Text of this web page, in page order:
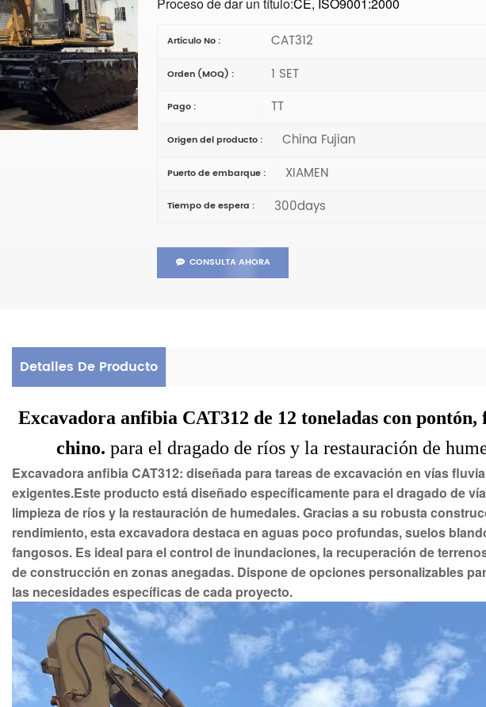
Proceso de dar un título:CE, ISO9001:2000
Artículo No : CAT312
Orden (MOQ) : 1 SET
Pago : TT
Origen del producto : China Fujian
Puerto de embarque : XIAMEN
Tiempo de espera : 300days
CONSULTA AHORA
Detalles De Producto
Excavadora anfibia CAT312 de 12 toneladas con pontón,
chino. para el dragado de ríos y la restauración de
Excavadora anfibia CAT312: diseñada para tareas de excavación en vías
exigentes.Este producto está diseñado específicamente para el dragado de
limpieza de ríos y la restauración de humedales. Gracias a su robusta
rendimiento, esta excavadora destaca en aguas poco profundas, suelos
fangosos. Es ideal para el control de inundaciones, la recuperación de
de construcción en zonas anegadas. Dispone de opciones personalizables
las necesidades específicas de cada proyecto.